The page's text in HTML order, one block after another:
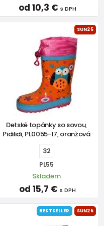
od 10,3 € s DPH
SUN25
Detské topánky so sovou,
Pidilidi, PL0055-17, oranžová
32
PL55
Skladem
od 15,7 € s DPH
BESTSELLER SUN25